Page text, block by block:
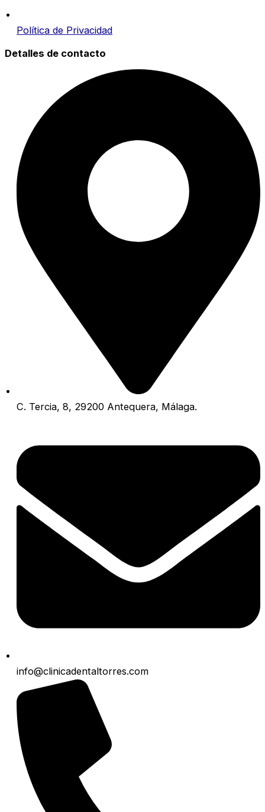
Política de Privacidad
Detalles de contacto
C. Tercia, 8, 29200 Antequera, Málaga.
info@clinicadentaltorres.com